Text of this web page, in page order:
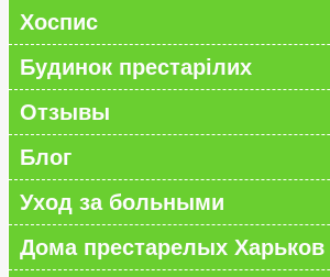
Хоспис
Будинок престарілих
Отзывы
Блог
Уход за больными
Дома престарелых Харьков